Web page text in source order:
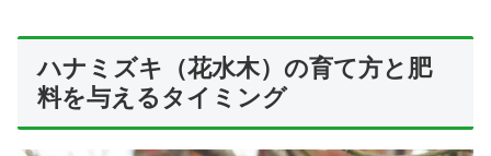
ハナミズキ（花水木）の育て方と肥
料を与えるタイミング